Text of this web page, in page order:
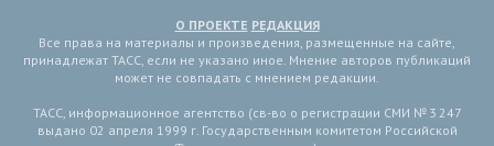
О ПРОЕКТЕ РЕДАКЦИЯ
Все права на материалы и произведения, размещенные на сайте,
принадлежат ТАСС, если не указано иное. Мнение авторов публикаций
может не совпадать с мнением редакции.
ТАСС, информационное агентство (св-во о регистрации СМИ № 3 247
выдано 02 апреля 1999 г. Государственным комитетом Российской